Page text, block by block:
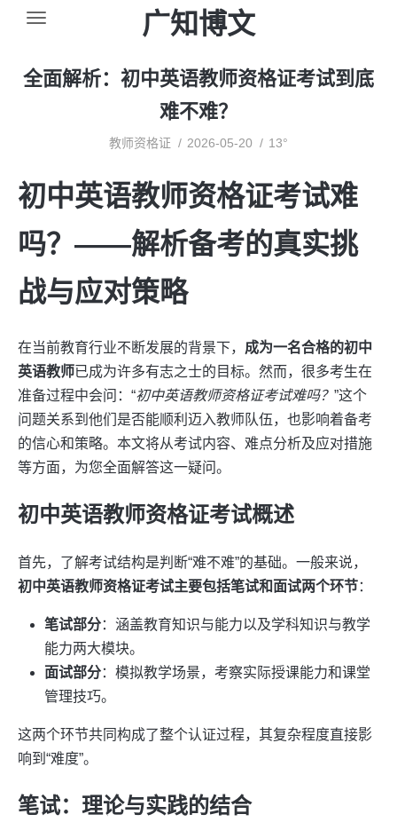
广知博文
全面解析：初中英语教师资格证考试到底
难不难？
教师资格证 2026-05-20 13°
初中英语教师资格证考试难
吗？——解析备考的真实挑
战与应对策略
在当前教育行业不断发展的背景下， 成为一名合格的初中
英语教师已成为许多有志之士的目标。然而，很多考生在
准备过程中会问：“初中英语教师资格证考试难吗？ ”这个
问题关系到他们是否能顺利迈入教师队伍，也影响着备考
的信心和策略。本文将从考试内容、难点分析及应对措施
等方面，为您全面解答这一疑问。
初中英语教师资格证考试概述
首先，了解考试结构是判断“难不难”的基础。一般来说，
初中英语教师资格证考试主要包括笔试和面试两个环节：
笔试部分：涵盖教育知识与能力以及学科知识与教学
能力两大模块。
面试部分：模拟教学场景，考察实际授课能力和课堂
管理技巧。
这两个环节共同构成了整个认证过程，其复杂程度直接影
响到“难度”。
笔试：理论与实践的结合